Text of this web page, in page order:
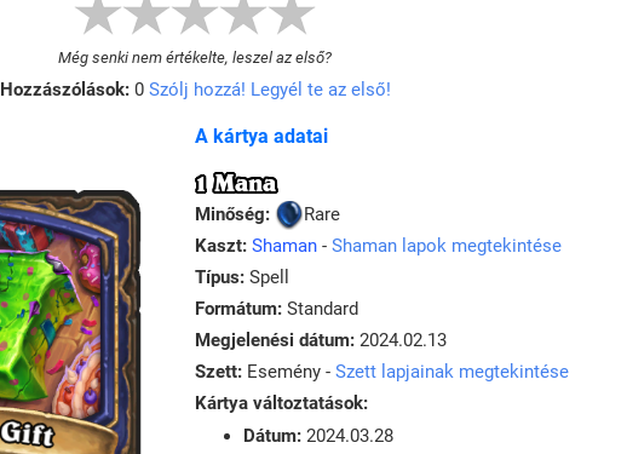
Még senki nem értékelte, leszel az első?
Hozzászólások:0 Szólj hozzá! Legyél te az első!
A kártya adatai
1 Mana
Minőség:
Rare
Kaszt: Shaman - Shaman lapok megtekintése
Típus: Spell
Formátum: Standard
Megjelenési dátum: 2024.02.13
Szett: Esemény - Szett lapjainak megtekintése
Kártya változtatások:
Dátum: 2024.03.28